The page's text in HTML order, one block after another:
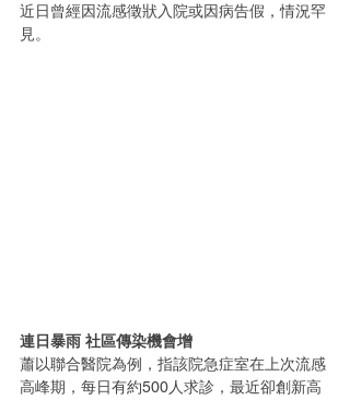
近日曾經因流感徵狀入院或因病告假，情況罕
見。
連日暴雨 社區傳染機會增
蕭以聯合醫院為例，指該院急症室在上次流感
高峰期，每日有約500人求診，最近卻創新高